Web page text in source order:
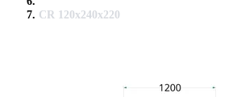
CR 120x240x220